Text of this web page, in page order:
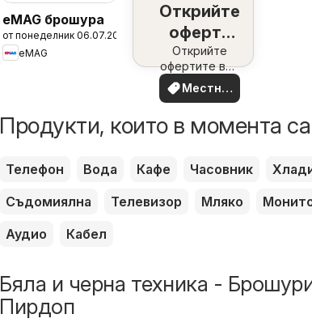
eMAG брошура
от понеделник 06.07.2026
eMAG
Открийте
оферти
наблизо
Открийте
офертите във
вашия район
Местни
оферти
Продукти, които в момента
Телефон Вода Кафе Часовник
Съдомиялна
Телевизор Мляко
Аудио
Кабел
Бяла и черна техника -
Пирдоп